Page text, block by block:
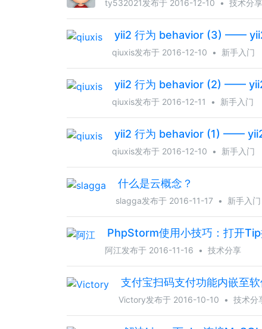
ty532021发布于 2016-12-10 • 技术分享
yii2 行为 behavior (3) ——
qiuxis发布于 2016-12-10 • 新手入门
yii2 行为 behavior (2) ——
qiuxis发布于 2016-12-11 • 新手入门
yii2 行为 behavior (1) ——
qiuxis发布于 2016-12-10 • 新手入门
什么是云概念？
slagga发布于 2016-11-17 • 新手入门
PhpStorm使用小技巧：打开
阿江发布于 2016-11-16 • 技术分享
支付宝扫码支付功能内嵌至
Victory发布于 2016-10-10 • 技术分